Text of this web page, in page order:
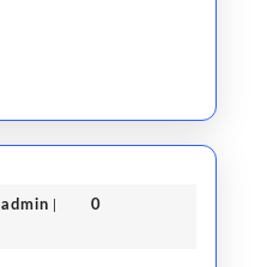
East–
West
adminadmin0